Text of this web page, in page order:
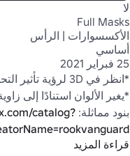
لا
Full Masks
الأكسسوارات | الرأس
أساسي
25 فبراير 2021
بنود مماثلة: catalog?
قراءة المزيد